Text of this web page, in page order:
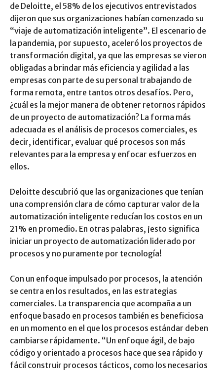
de Deloitte, el 58% de los ejecutivos entrevistados
dijeron que sus organizaciones habían comenzado su
“viaje de automatización inteligente”. El escenario de
la pandemia, por supuesto, aceleró los proyectos de
transformación digital, ya que las empresas se vieron
obligadas a brindar más eficiencia y agilidad a las
empresas con parte de su personal trabajando de
forma remota, entre tantos otros desafíos. Pero,
¿cuál es la mejor manera de obtener retornos rápidos
de un proyecto de automatización? La forma más
adecuada es el análisis de procesos comerciales, es
decir, identificar, evaluar qué procesos son más
relevantes para la empresa y enfocar esfuerzos en
ellos.
Deloitte descubrió que las organizaciones que tenían
una comprensión clara de cómo capturar valor de la
automatización inteligente reducían los costos en un
21% en promedio. En otras palabras, ¡esto significa
iniciar un proyecto de automatización liderado por
procesos y no puramente por tecnología!
Con un enfoque impulsado por procesos, la atención
se centra en los resultados, en las estrategias
comerciales. La transparencia que acompaña a un
enfoque basado en procesos también es beneficiosa
en un momento en el que los procesos estándar deben
cambiarse rápidamente. “Un enfoque ágil, de bajo
código y orientado a procesos hace que sea rápido y
fácil construir procesos tácticos, como los necesarios